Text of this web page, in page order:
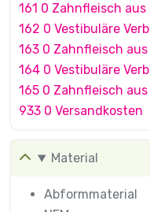
161 0 Zahnfleisch
162 0 Vestibuläre
163 0 Zahnfleisch aus
164 0 Vestibuläre
165 0 Zahnfleisch
933 0 Versandkosten
Material
Abformmaterial